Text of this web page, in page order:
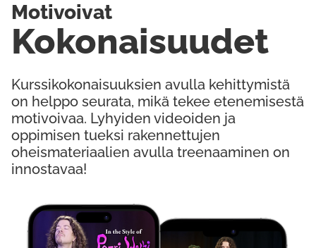
Kurssikokonaisuuksien avulla kehittymistä
on helppo seurata, mikä tekee etenemisestä
motivoivaa. Lyhyiden videoiden ja
oppimisen tueksi rakennettujen
oheismateriaalien avulla treenaaminen on
innostavaa!
Kokonaisuudet
Motivoivat